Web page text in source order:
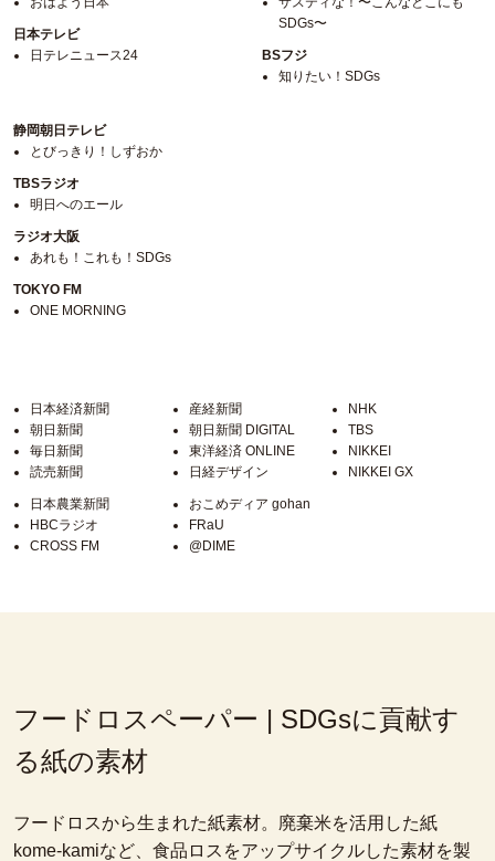
日本テレビ
日テレニュース24
SDGs〜
BSフジ
知りたい！SDGs
静岡朝日テレビ
とびっきり！しずおか
TBSラジオ
明日へのエール
ラジオ大阪
あれも！これも！SDGs
TOKYO FM
ONE MORNING
日本経済新聞
朝日新聞
毎日新聞
読売新聞
産経新聞
朝日新聞 DIGITAL
東洋経済 ONLINE
日経デザイン
NHK
TBS
NIKKEI
NIKKEI GX
日本農業新聞
HBCラジオ
CROSS FM
おこめディア gohan
FRaU
@DIME
フードロスペーパー | SDGsに貢献す
る紙の素材
フードロスから生まれた紙素材。廃棄米を活用した紙
kome-kamiなど、食品ロスをアップサイクルした素材を製